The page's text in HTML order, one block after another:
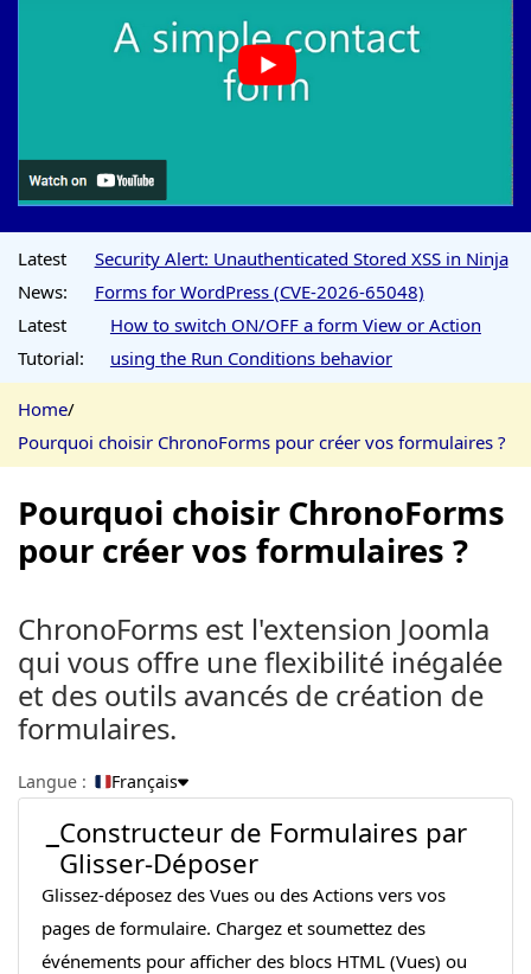
Latest
News:
Security Alert: Unauthenticated Stored XSS in Ninja
Forms for WordPress (CVE-2026-65048)
Latest
Tutorial:
How to switch ON/OFF a form View or Action
using the Run Conditions behavior
Home/
Pourquoi choisir ChronoForms pour créer vos formulaires ?
Pourquoi choisir ChronoForms
pour créer vos formulaires ?
ChronoForms est l'extension Joomla
qui vous offre une flexibilité inégalée
et des outils avancés de création de
formulaires.
Langue : Français
Constructeur de Formulaires par
Glisser-Déposer
Glissez-déposez des Vues ou des Actions vers vos
pages de formulaire. Chargez et soumettez des
événements pour afficher des blocs HTML (Vues) ou